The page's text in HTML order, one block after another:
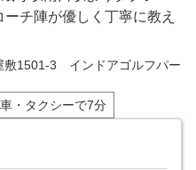
チ陣が優しく丁寧に教え
敷1501-3 インドアゴルフパー
・タクシーで7分